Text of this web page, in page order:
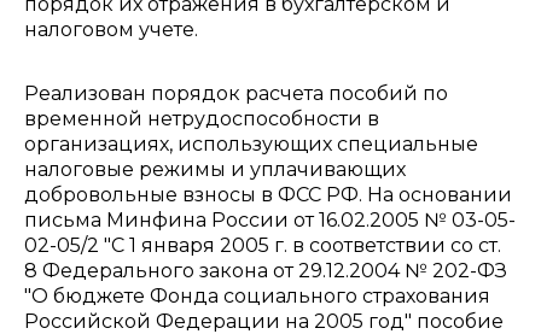
налоговом учете.
Реализован порядок расчета пособий по
временной нетрудоспособности в
организациях, использующих специальные
налоговые режимы и уплачивающих
добровольные взносы в ФСС РФ. На основании
письма Минфина России от 16.02.2005 № 03-05-
02-05/2 "С 1 января 2005 г. в соответствии со ст.
8 Федерального закона от 29.12.2004 № 202-ФЗ
"О бюджете Фонда социального страхования
Российской Федерации на 2005 год" пособие